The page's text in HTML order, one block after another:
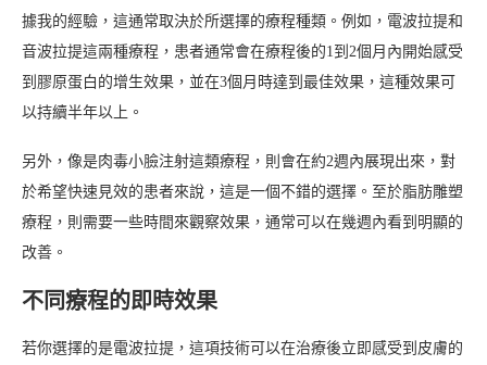
據我的經驗，這通常取決於所選擇的療程種類。例如，電波拉提和
音波拉提這兩種療程，患者通常會在療程後的1到2個月內開始感受
到膠原蛋白的增生效果，並在3個月時達到最佳效果，這種效果可
以持續半年以上。
另外，像是肉毒小臉注射這類療程，則會在約2週內展現出來，對
於希望快速見效的患者來說，這是一個不錯的選擇。至於脂肪雕塑
療程，則需要一些時間來觀察效果，通常可以在幾週內看到明顯的
改善。
不同療程的即時效果
若你選擇的是電波拉提，這項技術可以在治療後立即感受到皮膚的